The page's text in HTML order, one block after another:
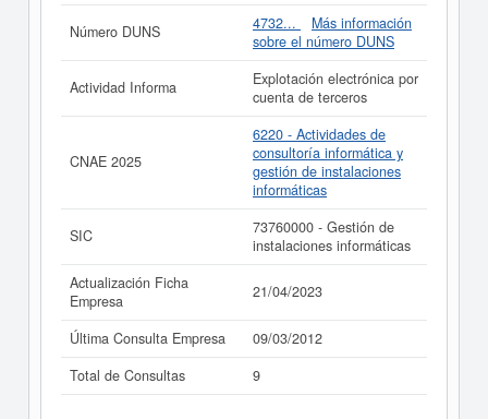
Si está interesado en conocer más datos de la empresa
A & B ASESORES C.B. puedeacceder inmediatamente
de A & B ASESORES C.B. y
consultar los resultados de sus años de actividad, así
como los balances y cuentas de resultados disponibles.
La última actualización del informe de empresa se ha
realizado el 21/04/2023.
Número DUNS 4732...
Más información
sobre el número DUNS
Actividad Informa
Explotación electrónica por
cuenta de terceros
CNAE 2025
6220 - Actividades de
consultoría informática y
gestión de instalaciones
informáticas
SIC
73760000 - Gestión de
instalaciones informáticas
Actualización Ficha
Empresa
21/04/2023
Última Consulta Empresa
09/03/2012
Total de Consultas
9